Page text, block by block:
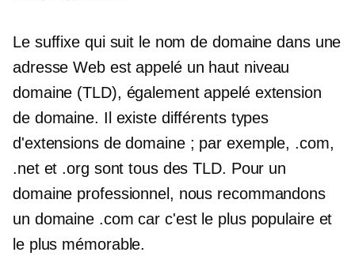
Le suffixe qui suit le nom de domaine dans une
adresse Web est appelé un haut niveau
domaine (TLD), également appelé extension
de domaine. Il existe différents types
d'extensions de domaine ; par exemple, .com,
.net et .org sont tous des TLD. Pour un
domaine professionnel, nous recommandons
un domaine .com car c'est le plus populaire et
le plus mémorable.